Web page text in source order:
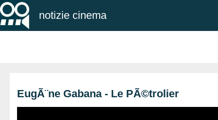
notizie cinema
EugÃ¨ne Gabana - Le PÃ©trolier